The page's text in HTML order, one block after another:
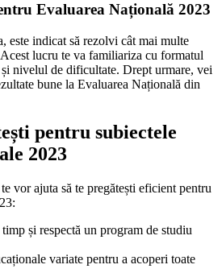
Evaluarea Națională 2023
este indicat să rezolvi cât mai multe
lucru te va familiariza cu formatul
nivelul de dificultate. Drept urmare, vei
bune la Evaluarea Națională din
pentru subiectele
2023
vor ajuta să te pregătești eficient pentru
și respectă un program de studiu
variate pentru a acoperi toate